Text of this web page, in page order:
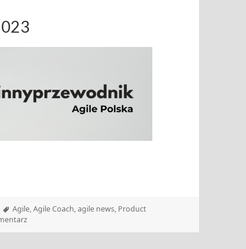
Tagi
Agile,Agile Coach,agile news, Product
do Zwinny przewodnik: 17-23.10.2023